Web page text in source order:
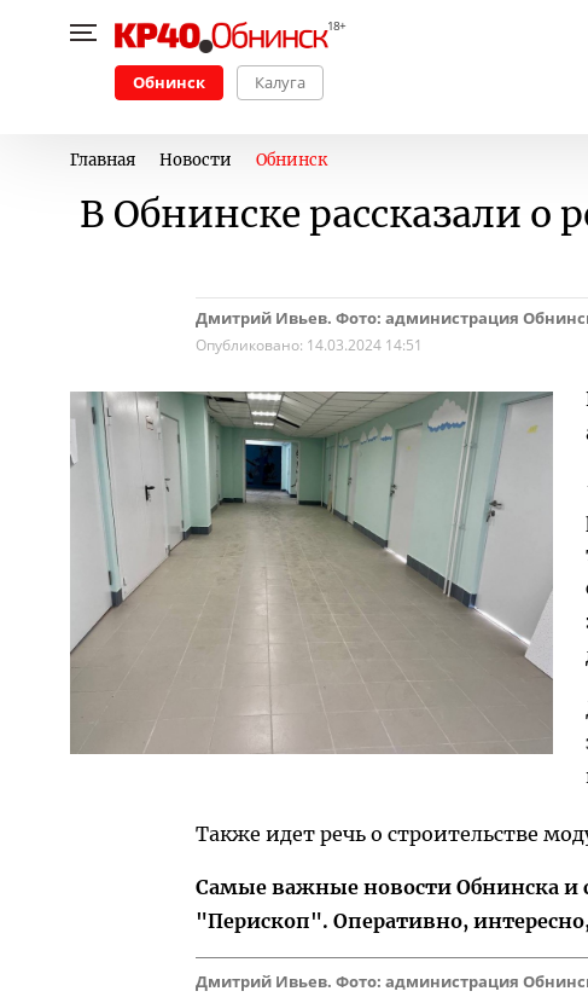
Обнинск Калуга
Главная Новости Обнинск
В Обнинске рассказали о
Дмитрий Ивьев. Фото: администрация
Опубликовано: 14.03.2024 14:51
Также идет речь о строительстве
Самые важные новости Обнинска и
"Перископ". Оперативно,
Дмитрий Ивьев. Фото: администрация